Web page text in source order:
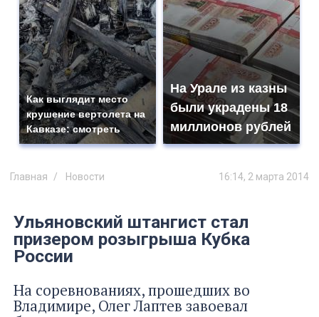
Как выглядит место
крушение вертолета на
Кавказе: смотреть
На Урале из казны
были украдены 18
миллионов рублей
Главная Новости 16:14, 2 марта 2014
Ульяновский штангист стал
призером розыгрыша Кубка
России
На соревнованиях, прошедших во
Владимире, Олег Лаптев завоевал